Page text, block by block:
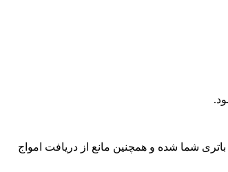
شما شده و همچنین مانع از دریافت امواج